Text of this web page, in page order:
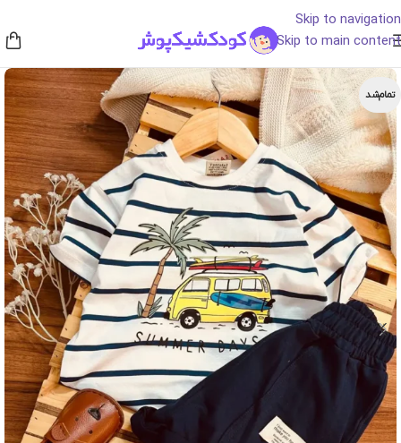
Skip to navigation
Skip to main content
تمام‌شد